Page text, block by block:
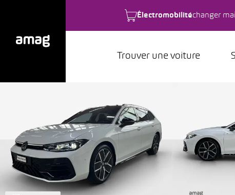
Électromobilitéchanger
Trouver une voiture